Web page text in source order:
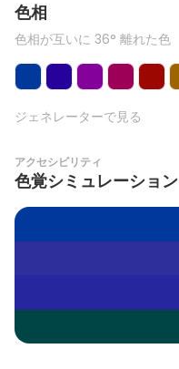
色相
色相が互いに 36° 離れた色
ジェネレーターで見る
アクセシビリティ
色覚シミュレーション